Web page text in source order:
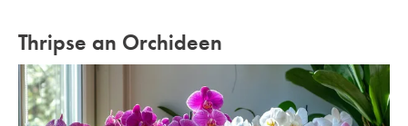
Thripse an Orchideen